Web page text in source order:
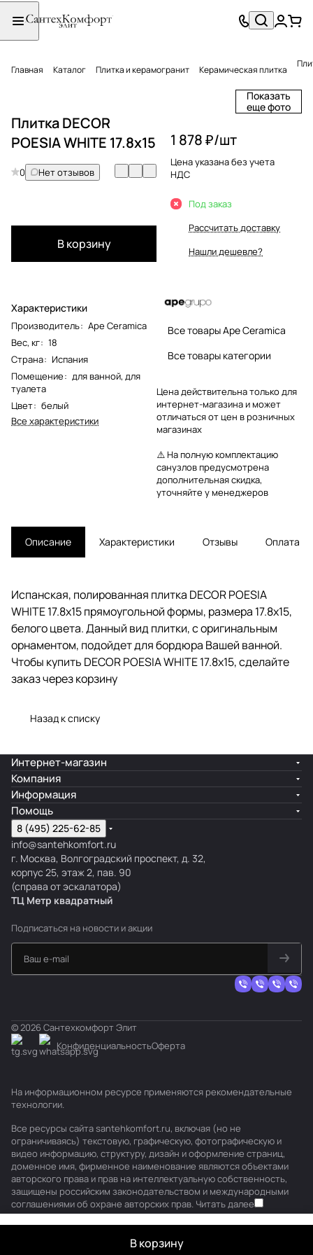
Главная Каталог Плитка и керамогранит Керамическая плитка
Показать
еще фото
Плитка DECOR
POESIA WHITE 17.8x15
0 Нет отзывов
В корзину
Характеристики
Производитель: Ape Ceramica
Вес, кг: 18
Страна: Испания
Помещение: для ванной, для
туалета
Цвет: белый
Все характеристики
1 878 ₽/шт
Цена указана без учета
НДС
Под заказ
Рассчитать доставку
Нашли дешевле?
Все товары Ape Ceramica
Все товары категории
Цена действительна только для
интернет-магазина и может
отличаться от цен в розничных
магазинах
⚠️ На полную комплектацию
санузлов предусмотрена
дополнительная скидка,
уточняйте у менеджеров
Описание Характеристики Отзывы Оплата
Испанская, полированная плитка DECOR POESIA
WHITE 17.8x15 прямоугольной формы, размера 17.8x15,
белого цвета. Данный вид плитки, с оригинальным
орнаментом, подойдет для бордюра Вашей ванной.
Чтобы купить DECOR POESIA WHITE 17.8x15, сделайте
заказ через корзину
Назад к списку
В корзину
Интернет-магазин
Компания
Информация
Помощь
8 (495) 225-62-85
info@santehkomfort.ru
г. Москва, Волгоградский проспект, д. 32,
корпус 25, этаж 2, пав. 90
(справа от эскалатора)
ТЦ Метр квадратный
Подписаться на новости и акции
© 2026 Сантехкомфорт Элит
КонфиденциальностьОферта
На информационном ресурсе применяются рекомендательные
технологии.
Все ресурсы сайта santehkomfort.ru, включая (но не
ограничиваясь) текстовую, графическую, фотографическую и
видео информацию, структуру, дизайн и оформление страниц,
доменное имя, фирменное наименование являются объектами
авторского права и прав на интеллектуальную собственность,
защищены российским законодательством и международными
соглашениями об охране авторских прав. Читать далее